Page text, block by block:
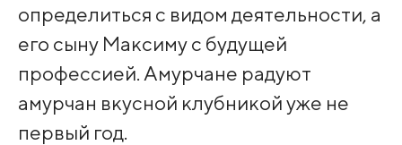
определиться с видом деятельности, а
его сыну Максиму с будущей
профессией. Амурчане радуют
амурчан вкусной клубникой уже не
первый год.